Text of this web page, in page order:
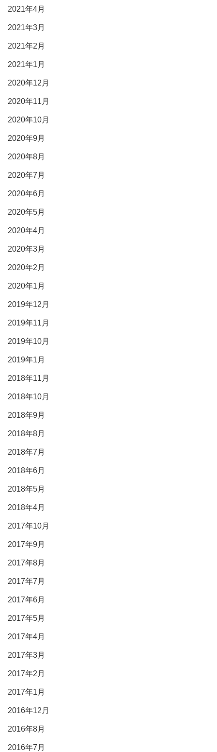
2021年4月
2021年3月
2021年2月
2021年1月
2020年12月
2020年11月
2020年10月
2020年9月
2020年8月
2020年7月
2020年6月
2020年5月
2020年4月
2020年3月
2020年2月
2020年1月
2019年12月
2019年11月
2019年10月
2019年1月
2018年11月
2018年10月
2018年9月
2018年8月
2018年7月
2018年6月
2018年5月
2018年4月
2017年10月
2017年9月
2017年8月
2017年7月
2017年6月
2017年5月
2017年4月
2017年3月
2017年2月
2017年1月
2016年12月
2016年8月
2016年7月